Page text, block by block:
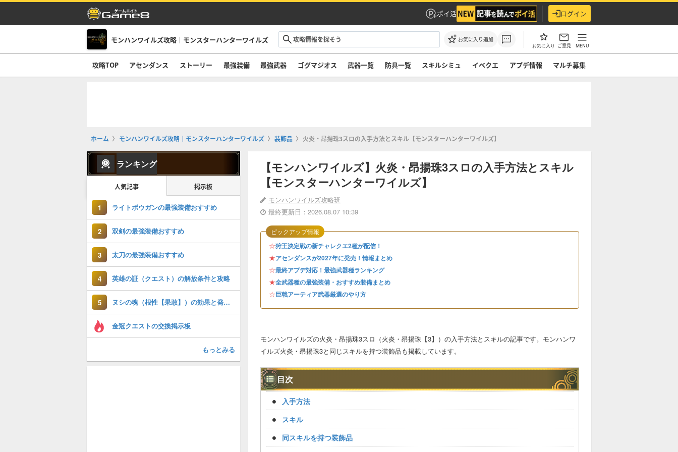
ポイ活 ログイン
モンハンワイルズ攻略｜モンスターハンターワイルズ お気に入り追加
お気に入り ご意見 MENU
攻略TOP アセンダンス ストーリー 最強装備 最強武器 ゴグマジオス 武器一覧 防具一覧 スキルシミュ イベクエ アプデ情報 マルチ募集
ホーム モンハンワイルズ攻略｜モンスターハンターワイルズ 装飾品 火炎・昂揚珠3スロの入手方法とスキル【モンスターハンターワイルズ】
【モンハンワイルズ】火炎・昂揚珠3スロの入手方法とスキル
【モンスターハンターワイルズ】
モンハンワイルズ攻略班
最終更新日：2026.08.07 10:39
☆狩王決定戦の新チャレクエ2種が配信！
★アセンダンスが2027年に発売！情報まとめ
☆最終アプデ対応！最強武器種ランキング
★全武器種の最強装備・おすすめ装備まとめ
☆巨戟アーティア武器厳選のやり方
ピックアップ情報
モンハンワイルズの火炎・昂揚珠3スロ（火炎・昂揚珠【3】）の入手方法とスキルの記事です。モンハンワ
イルズ火炎・昂揚珠3と同じスキルを持つ装飾品も掲載しています。
目次
入手方法
スキル
同スキルを持つ装飾品
ランキング
人気記事 掲示板
1 ライトボウガンの最強装備おすすめ
2 双剣の最強装備おすすめ
3 太刀の最強装備おすすめ
4 英雄の証（クエスト）の解放条件と攻略
5 ヌシの魂（根性【果敢】）の効果と発動装備
金冠クエストの交換掲示板
もっとみる